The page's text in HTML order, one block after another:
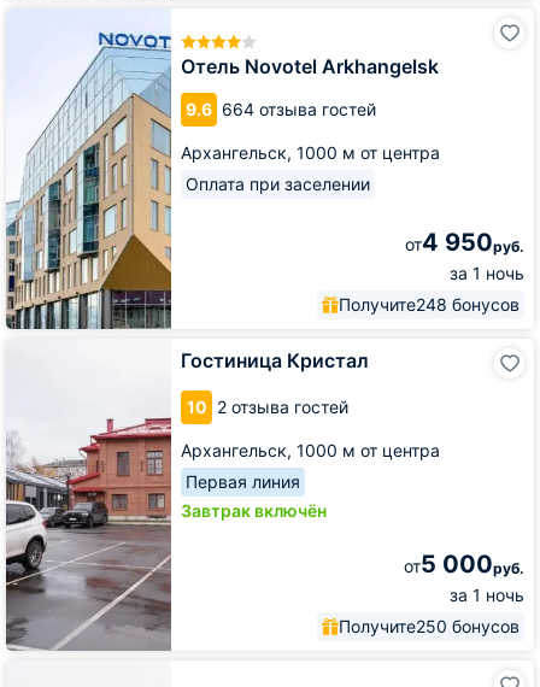
Отель Novotel Arkhangelsk
9.6 664 отзыва гостей
Архангельск, 1000 м от центра
Оплата при заселении
от4 950руб.
за 1 ночь
Получите248 бонусов
Гостиница Кристал
10 2 отзыва гостей
Архангельск, 1000 м от центра
Первая линия
Завтрак включён
от5 000руб.
за 1 ночь
Получите250 бонусов